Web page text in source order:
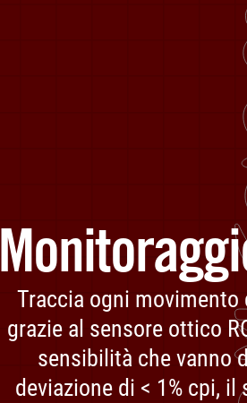
Traccia ogni movimento
grazie al sensore ottico
sensibilità che vanno
deviazione di < 1% cpi,